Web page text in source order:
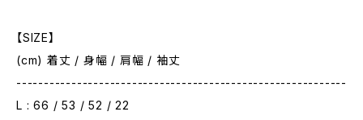
【SIZE】
(cm) 着丈 / 身幅 / 肩幅 / 袖丈
------------------------------------------------------------
L : 66 / 53 / 52 / 22